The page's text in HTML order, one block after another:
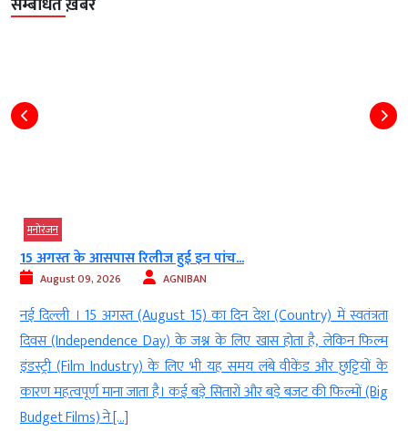
मनोरंजन
15 अगस्त के आसपास रिलीज हुई इन पांच...
August 09, 2026 AGNIBAN
नई दिल्ली । 15 अगस्त (August 15) का दिन देश (Country) में स्वतंत्रता
दिवस (Independence Day) के जश्न के लिए खास होता है, लेकिन फिल्म
इंडस्ट्री (Film Industry) के लिए भी यह समय लंबे वीकेंड और छुट्टियों के
कारण महत्वपूर्ण माना जाता है। कई बड़े सितारों और बड़े बजट की फिल्मों (Big
Budget Films) ने […]